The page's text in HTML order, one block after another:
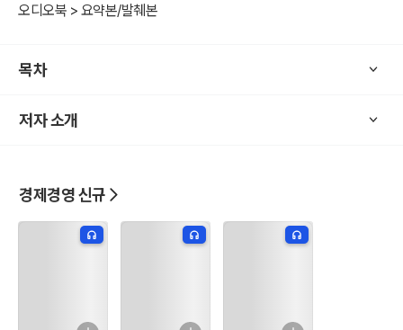
오디오북 > 요약본/발췌본
목차
저자 소개
경제경영 신규